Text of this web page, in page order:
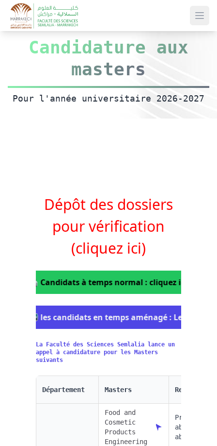
Candidature aux
masters
Pour l'année universitaire 2026-2027
Dépôt des dossiers
pour vérification
(cliquez ici)
🖨️Candidats à temps normal : cliquez ici pour
📢 les candidats en temps aménagé : Les
La Faculté des Sciences Semlalia lance un
appel à candidature pour les Masters
suivants
Département Masters Responsable
Food and
Cosmetic
Products
Engineering
Pr El
abbassi
abdelilah